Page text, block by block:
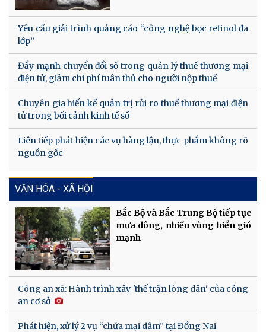
Yêu cầu giải trình quảng cáo “công nghệ bọc retinol đa
lớp”
Đẩy mạnh chuyển đổi số trong quản lý thuế thương mại
điện tử, giảm chi phí tuân thủ cho người nộp thuế
Chuyên gia hiến kế quản trị rủi ro thuế thương mại điện
tử trong bối cảnh kinh tế số
Liên tiếp phát hiện các vụ hàng lậu, thực phẩm không rõ
nguồn gốc
VĂN HÓA - XÃ HỘI
Bắc Bộ và Bắc Trung Bộ tiếp tục
mưa dông, nhiều vùng biển gió
mạnh
Công an xã: Hành trình xây 'thế trận lòng dân' của công
an cơ sở
Phát hiện, xử lý 2 vụ “chứa mại dâm” tại Đồng Nai